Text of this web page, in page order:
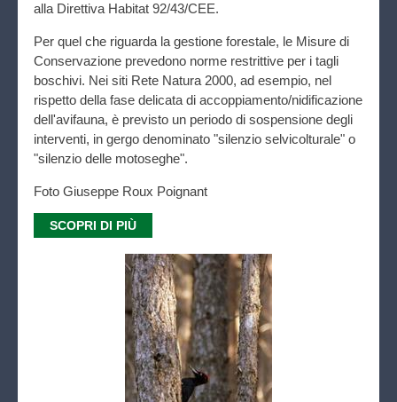
alla Direttiva Habitat 92/43/CEE.
Per quel che riguarda la gestione forestale, le Misure di
Conservazione prevedono norme restrittive per i tagli
boschivi. Nei siti Rete Natura 2000, ad esempio, nel
rispetto della fase delicata di accoppiamento/nidificazione
dell'avifauna, è previsto un periodo di sospensione degli
interventi, in gergo denominato "silenzio selvicolturale" o
"silenzio delle motoseghe".
Foto Giuseppe Roux Poignant
SCOPRI DI PIÙ